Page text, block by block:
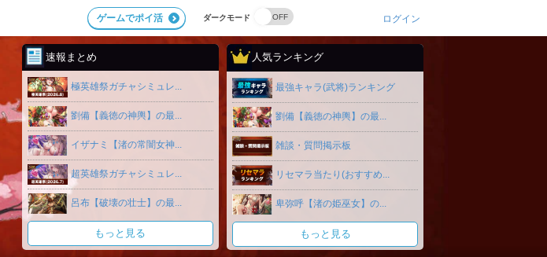
ダークモード
ゲームでポイ活 ログイン
速報まとめ
極英雄祭ガチャシミュレ...
劉備【義徳の神輿】の最...
イザナミ【渚の常闇女神...
超英雄祭ガチャシミュレ...
呂布【破壊の壮士】の最...
もっと見る
人気ランキング
最強キャラ(武将)ランキング
劉備【義徳の神輿】の最...
雑談・質問掲示板
リセマラ当たり(おすすめ...
卑弥呼【渚の姫巫女】の...
もっと見る